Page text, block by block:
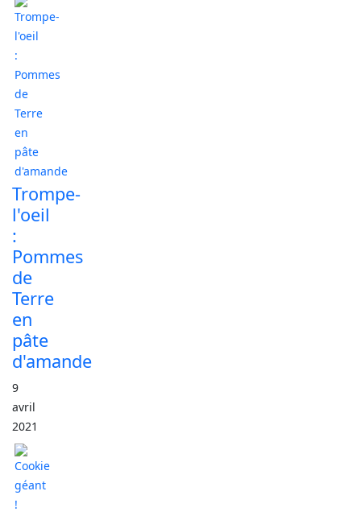
Trompe-
l'oeil
:
Pommes
de
Terre
en
pâte
d'amande
9
avril
2021